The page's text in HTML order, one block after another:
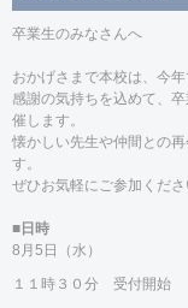
卒業生のみなさんへ
おかげさまで本校は、今
感謝の気持ちを込めて、
催します。
懐かしい先生や仲間との
す。
ぜひお気軽にご参加くださ
■ 日時
8 月 5 日（水）
１１時３０分 受